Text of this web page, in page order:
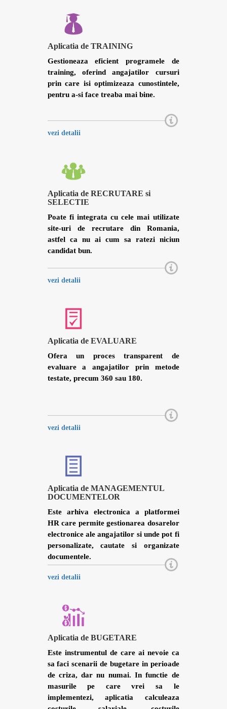
Aplicatia de TRAINING
Gestioneaza eficient programele de
training, oferind angajatilor cursuri
prin care isi optimizeaza cunostintele,
pentru a-si face treaba mai bine.
vezi detalii
Aplicatia de RECRUTARE si
SELECTIE
Poate fi integrata cu cele mai utilizate
site-uri de recrutare din Romania,
astfel ca nu ai cum sa ratezi niciun
candidat bun.
vezi detalii
Aplicatia de EVALUARE
Ofera un proces transparent de
evaluare a angajatilor prin metode
testate, precum 360 sau 180.
vezi detalii
Aplicatia de MANAGEMENTUL
DOCUMENTELOR
Este arhiva electronica a platformei
HR care permite gestionarea dosarelor
electronice ale angajatilor si unde pot fi
personalizate, cautate si organizate
documentele.
vezi detalii
Aplicatia de BUGETARE
Este instrumentul de care ai nevoie ca
sa faci scenarii de bugetare in perioade
de criza, dar nu numai. In functie de
masurile pe care vrei sa le
implementezi, aplicatia calculeaza